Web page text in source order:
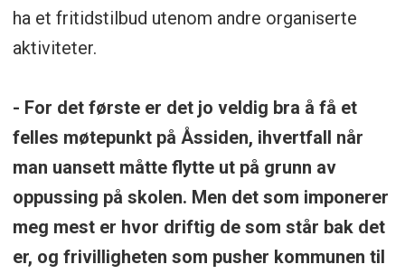
ha et fritidstilbud utenom andre organiserte
aktiviteter.
- For det første er det jo veldig bra å få et
felles møtepunkt på Åssiden, ihvertfall når
man uansett måtte flytte ut på grunn av
oppussing på skolen. Men det som imponerer
meg mest er hvor driftig de som står bak det
er, og frivilligheten som pusher kommunen til